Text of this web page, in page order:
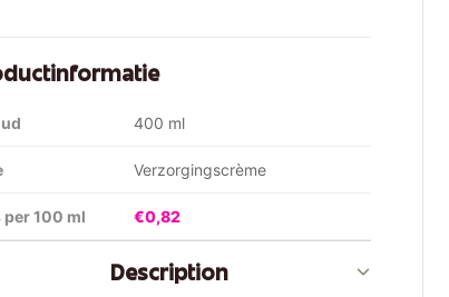
400 ml
Verzorgingscrème
per 100 ml €0,82
Description